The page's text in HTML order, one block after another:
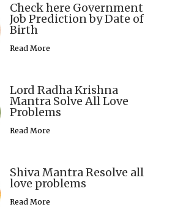
Check here Government
Job Prediction by Date of
Birth
Read More
Lord Radha Krishna
Mantra Solve All Love
Problems
Read More
Shiva Mantra Resolve all
love problems
Read More